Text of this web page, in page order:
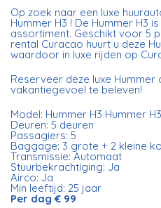
Op zoek naar een luxe
Hummer H3 ! De Hummer H3
assortiment. Geschikt voor 5
rental Curacao huurt u deze
waardoor in luxe rijden op
Reserveer deze luxe Hummer
vakantiegevoel te beleven!
Model: Hummer H3 Hummer H3
Deuren: 5 deuren
Passagiers: 5
Baggage: 3 grote + 2 kleine
Transmissie: Automaat
Stuurbekrachtiging: Ja
Airco: Ja
Min leeftijd: 25 jaar
Per dag € 99